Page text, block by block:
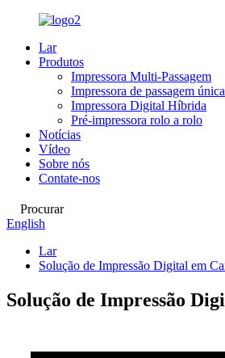
Lar
Produtos
Impressora Multi-Passagem
Impressora de passagem única
Impressora Digital Híbrida
Pré-impressora rolo a rolo
Notícias
Vídeo
Sobre nós
Contate-nos
Procurar
English
Lar
Solução de Impressão Digital em
Solução de Impressão